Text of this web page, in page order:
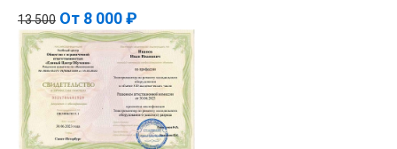
13 500 От 8 000 ₽